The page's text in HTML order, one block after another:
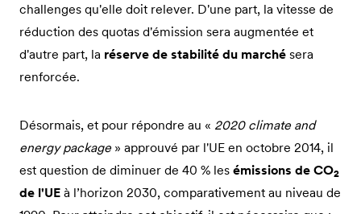
challenges qu'elle doit relever. D'une part, la vitesse de
réduction des quotas d'émission sera augmentée et
d'autre part, la réserve de stabilité du marché sera
renforcée.
Désormais, et pour répondre au « 2020 climate and
energy package » approuvé par l'UE en octobre 2014, il
est question de diminuer de 40 % les émissions de CO2
de l'UE à l’horizon 2030, comparativement au niveau de